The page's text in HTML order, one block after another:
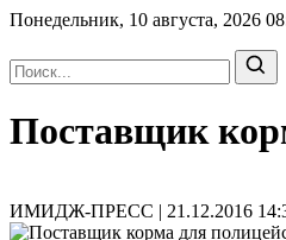
Понедельник, 10 августа, 2026
Поставщик
ИМИДЖ-ПРЕСС | 21.12.2016